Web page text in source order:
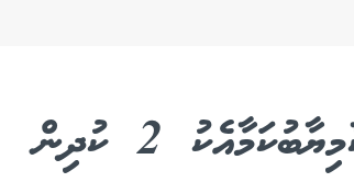
އައިވީއެފް މެދުވެރިކޮށް ކާމިޔާބުކަމާއެކު 2 ކުދިން